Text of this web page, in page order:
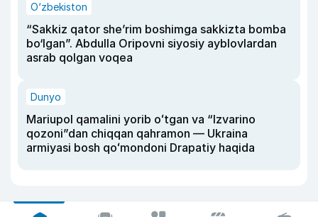
O‘zbekiston
“Sakkiz qator she’rim boshimga sakkizta bomba
bo‘lgan”. Abdulla Oripovni siyosiy ayblovlardan
asrab qolgan voqea
Dunyo
Mariupol qamalini yorib oʻtgan va “Izvarino
qozoni”dan chiqqan qahramon — Ukraina
armiyasi bosh qoʻmondoni Drapatiy haqida